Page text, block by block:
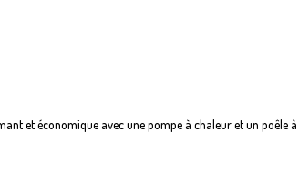
et économique avec une pompe à chaleur et un poêle à